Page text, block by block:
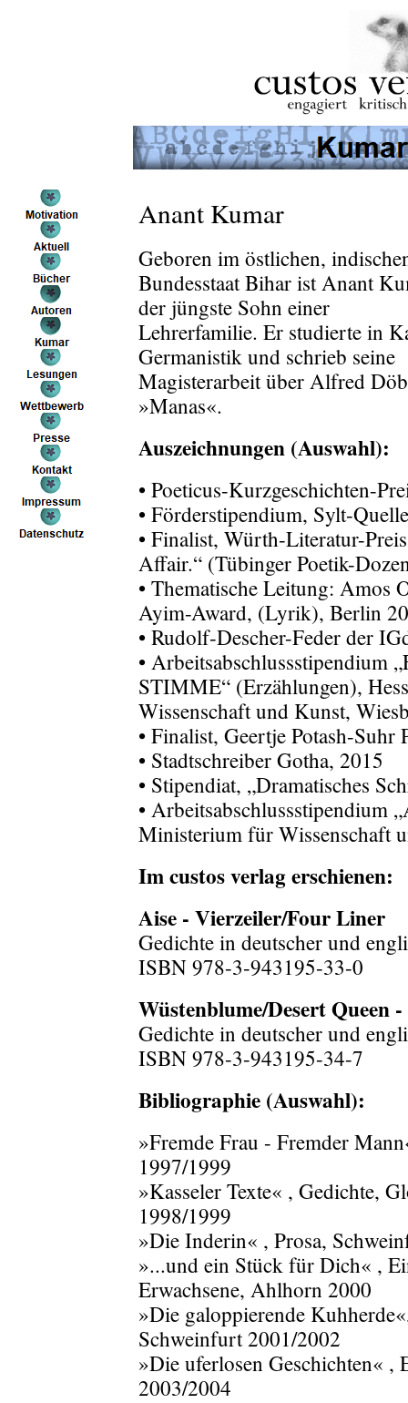
Anant Kumar
Geboren im östlichen,
Bundesstaat Bihar ist Anant
der jüngste Sohn einer
Lehrerfamilie. Er studierte in
Germanistik und schrieb seine
Magisterarbeit über Alfred
»Manas«.
Auszeichnungen (Auswahl):
• Poeticus-Kurzgeschichten-
• Förderstipendium, Sylt-
• Finalist, Würth-Literatur-
Affair.“ (Tübinger Poetik-
• Thematische Leitung: Amos
Ayim-Award, (Lyrik), Berlin
• Rudolf-Descher-Feder der
• Arbeitsabschlussstipendium
STIMME“ (Erzählungen),
Wissenschaft und Kunst,
• Finalist, Geertje Potash-
• Stadtschreiber Gotha, 2015
• Stipendiat, „Dramatisches
• Arbeitsabschlussstipendium
Ministerium für Wissenschaft
Im custos verlag erschienen:
Aise - Vierzeiler/Four Liner
Gedichte in deutscher und
ISBN 978-3-943195-33-0
Wüstenblume/Desert Queen
Gedichte in deutscher und
ISBN 978-3-943195-34-7
Bibliographie (Auswahl):
»Fremde Frau - Fremder
1997/1999
»Kasseler Texte« , Gedichte,
1998/1999
»Die Inderin« , Prosa,
»...und ein Stück für Dich« ,
Erwachsene, Ahlhorn 2000
»Die galoppierende
Schweinfurt 2001/2002
»Die uferlosen Geschichten« ,
2003/2004